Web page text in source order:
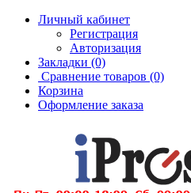
Личный кабинет
Регистрация
Авторизация
Закладки (0)
Сравнение товаров (0)
Корзина
Оформление заказа